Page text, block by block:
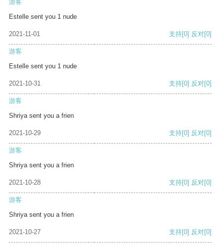
游客
Estelle sent you 1 nude
2021-11-01 支持[0] 反对[0]
游客
Estelle sent you 1 nude
2021-10-31 支持[0] 反对[0]
游客
Shriya sent you a frien
2021-10-29 支持[0] 反对[0]
游客
Shriya sent you a frien
2021-10-28 支持[0] 反对[0]
游客
Shriya sent you a frien
2021-10-27 支持[0] 反对[0]